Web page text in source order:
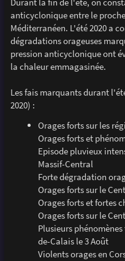
anticyclonique entre le
Méditerranéen. L'été 2020 a
dégradations orageuses
pression anticyclonique ont
la chaleur emmagasinée.
Les fais marquants durant
2020) :
Orages forts sur les
Orages forts et
Episode pluvieux
Massif-Central
Forte dégradation
Orages forts sur le
Orages forts et fortes
Orages forts sur le
Plusieurs
de-Calais le 3 Août
Violents orages en